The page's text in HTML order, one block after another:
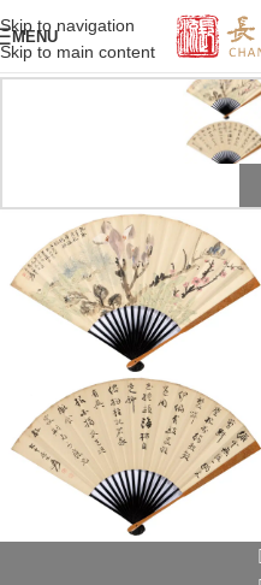
Skip to navigation
Skip to main content
MENU